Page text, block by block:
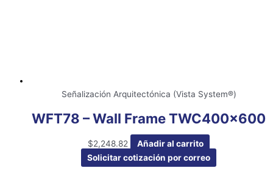
Señalización Arquitectónica (Vista System®)
WFT78 – Wall Frame TWC400x600
$2,248.82
Añadir al carrito
Solicitar cotización por correo